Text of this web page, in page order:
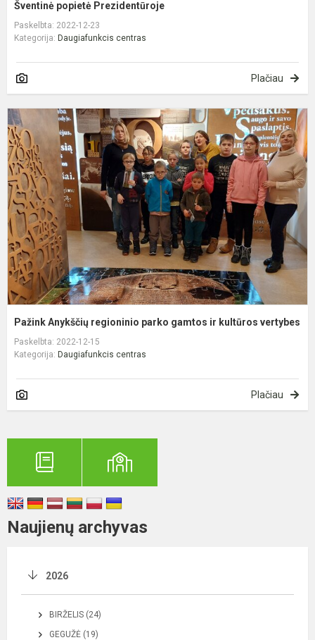
Šventinė popietė Prezidentūroje
Paskelbta: 2022-12-23
Kategorija: Daugiafunkcis centras
Plačiau
Pažink Anykščių regioninio parko gamtos ir kultūros vertybes
Paskelbta: 2022-12-15
Kategorija: Daugiafunkcis centras
Plačiau
Naujienų archyvas
2026
BIRŽELIS (24)
GEGUŽĖ (19)